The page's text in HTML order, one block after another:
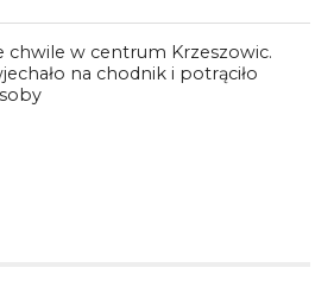
chwile w centrum Krzeszowic.
na chodnik i potrąciło